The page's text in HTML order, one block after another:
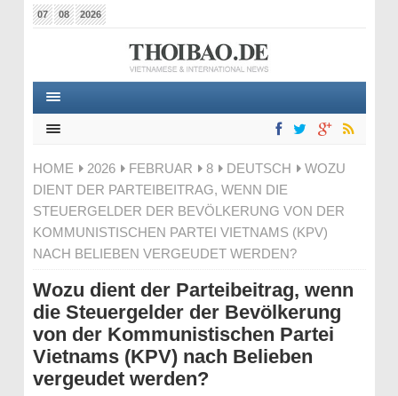
07 08 2026
HOME 2026 FEBRUAR 8 DEUTSCH
WOZU
DIENT DER PARTEIBEITRAG, WENN DIE
STEUERGELDER DER BEVÖLKERUNG VON DER
KOMMUNISTISCHEN PARTEI VIETNAMS (KPV)
NACH BELIEBEN VERGEUDET WERDEN?
Wozu dient der Parteibeitrag, wenn
die Steuergelder der Bevölkerung
von der Kommunistischen Partei
Vietnams (KPV) nach Belieben
vergeudet werden?